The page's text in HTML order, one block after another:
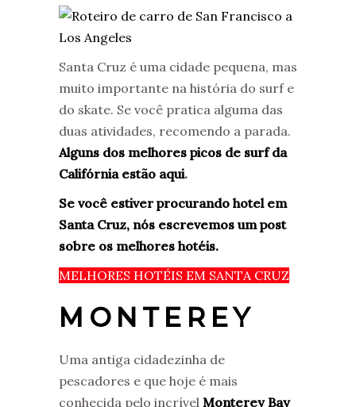
Santa Cruz é uma cidade pequena, mas
muito importante na história do surf e
do skate. Se você pratica alguma das
duas atividades, recomendo a parada.
Alguns dos melhores picos de surf da
Califórnia estão aqui.
Se você estiver procurando hotel em
Santa Cruz, nós escrevemos um post
sobre os melhores hotéis.
MELHORES HOTÉIS EM SANTA CRUZ
MONTEREY
Uma antiga cidadezinha de
pescadores e que hoje é mais
conhecida pelo incrível Monterey Bay